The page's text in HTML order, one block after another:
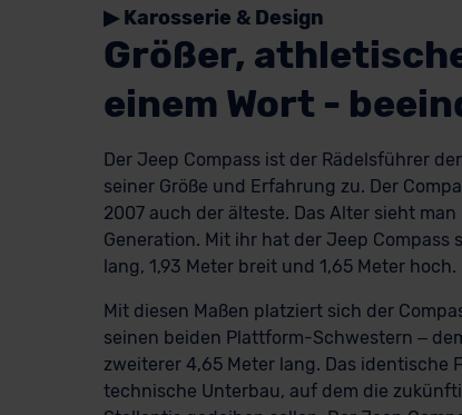
▶ Karosserie & Design
Größer,
einem Wort -
Der Jeep Compass ist der Rädelsführer
seiner Größe und Erfahrung zu. Der
2007 auch der älteste. Das Alter sieht
Generation. Mit ihr hat der Jeep Compass
lang, 1,93 Meter breit und 1,65 Meter hoch.
Mit diesen Maßen platziert sich der
seinen beiden Plattform-Schwestern –
zweiterer 4,65 Meter lang. Das identische
technische Unterbau, auf dem die